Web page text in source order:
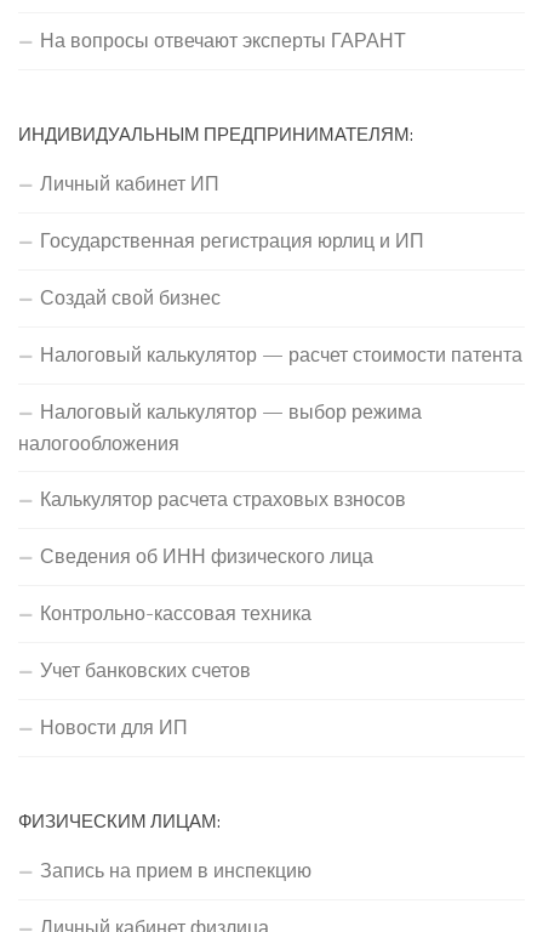
На вопросы отвечают эксперты ГАРАНТ
ИНДИВИДУАЛЬНЫМ ПРЕДПРИНИМАТЕЛЯМ:
Личный кабинет ИП
Государственная регистрация юрлиц и ИП
Создай свой бизнес
Налоговый калькулятор — расчет стоимости патента
Налоговый калькулятор — выбор режима
налогообложения
Калькулятор расчета страховых взносов
Сведения об ИНН физического лица
Контрольно-кассовая техника
Учет банковских счетов
Новости для ИП
ФИЗИЧЕСКИМ ЛИЦАМ:
Запись на прием в инспекцию